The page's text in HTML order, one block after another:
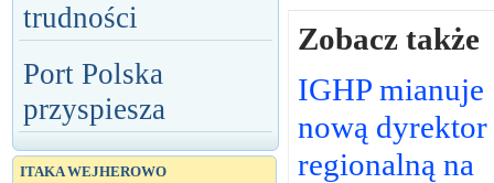
trudności
Port Polska
przyspiesza
ITAKA WEJHEROWO
Zobacz także
IGHP mianuje
nową dyrektor
regionalną na